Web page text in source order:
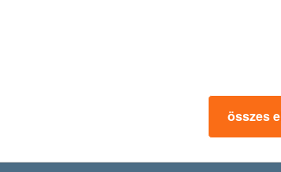
(székhelye: 1068 Budapest, Dózsa
úton előállított részvények dematerializált
összes